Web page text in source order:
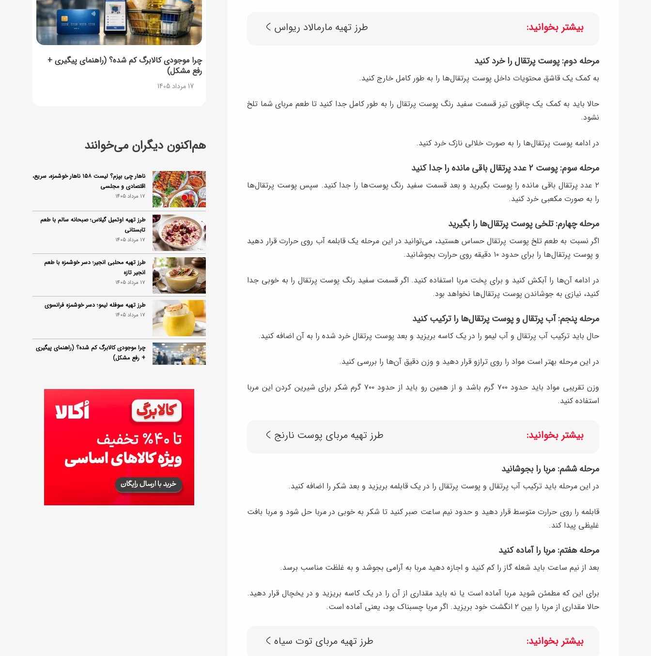
بیشتر بخوانید: طرز تهیه مارمالاد ریواس
مرحله دوم: پوست پرتقال را خرد کنید
به کمک یک قاشق محتویات داخل پوست پرتقال‌ها را به طور کامل خارج کنید.
حالا باید به کمک یک چاقوی تیز قسمت سفید رنگ پوست پرتقال را به طور کامل جدا کنید تا طعم مربای شما تلخ
نشود.
در ادامه پوست پرتقال‌ها را به صورت خلالی نازک خرد کنید.
مرحله سوم: پوست ۲ عدد پرتقال باقی مانده را جدا کنید
۲ عدد پرتقال باقی مانده را پوست بگیرید و بعد قسمت سفید رنگ پوست‌ها را جدا کنید. سپس پوست پرتقال‌ها
را به صورت مکعبی خرد کنید.
مرحله چهارم: تلخی پوست پرتقال‌ها را بگیرید
اگر نسبت به طعم تلخ پوست پرتقال حساس هستید، می‌توانید در این مرحله یک قابلمه آب روی حرارت قرار دهید
و پوست پرتقال‌ها را برای حدود ۱۰ دقیقه روی حرارت بجوشانید.
در ادامه آن‌ها را آبکش کنید و برای پخت مربا استفاده کنید. اگر قسمت سفید رنگ پوست پرتقال را به خوبی جدا
کنید، نیازی به جوشاندن پوست پرتقال‌ها نخواهد بود.
مرحله پنجم: آب پرتقال و پوست پرتقال‌ها را ترکیب کنید
حال باید ترکیب آب پرتقال و آب لیمو را در یک کاسه بریزید و بعد پوست پرتقال خرد شده را به آن اضافه کنید.
در این مرحله بهتر است مواد را روی ترازو قرار دهید و وزن دقیق آن‌ها را بررسی کنید.
وزن تقریبی مواد باید حدود ۷۰۰ گرم باشد و از همین رو باید از حدود ۷۰۰ گرم شکر برای شیرین کردن این مربا
استفاده کنید.
بیشتر بخوانید: طرز تهیه مربای پوست نارنج
مرحله ششم: مربا را بجوشانید
در این مرحله باید ترکیب آب پرتقال و پوست پرتقال را در یک قابلمه بریزید و بعد شکر را اضافه کنید.
قابلمه را روی حرارت متوسط قرار دهید و حدود نیم ساعت صبر کنید تا شکر به خوبی در مربا حل شود و مربا بافت
غلیظی پیدا کند.
مرحله هفتم: مربا را آماده کنید
بعد از نیم ساعت باید شعله گاز را کم کنید و اجازه دهید مربا به آرامی بجوشد و به غلظت مناسب برسد.
برای این که مطمئن شوید مربا آماده است یا نه باید مقداری از آن را در یک کاسه بریزید و در یخچال قرار دهید.
حالا مقداری از مربا را بین ۲ انگشت خود بریزید. اگر مربا چسبناک بود، یعنی آماده است.
بیشتر بخوانید: طرز تهیه مربای توت سیاه
چرا موجودی کالابرگ کم شده؟ (راهنمای پیگیری +
رفع مشکل)
17 مرداد 1405
هم‌اکنون دیگران می‌خوانند
ناهار چی بپزم؟ لیست ۱۵۸ ناهار خوشمزه، سریع،
اقتصادی و مجلسی
17 مرداد 1405
طرز تهیه اوتمیل گیلاس؛ صبحانه سالم با طعم
تابستانی
17 مرداد 1405
طرز تهیه محلبی انجیر؛ دسر خوشمزه با طعم
انجیر تازه
17 مرداد 1405
طرز تهیه سوفله لیمو؛ دسر خوشمزه فرانسوی
17 مرداد 1405
چرا موجودی کالابرگ کم شده؟ (راهنمای پیگیری
+ رفع مشکل)
ساخت فیلم سینمایی «Game of Thrones»
رسماً تأیید شد
17 مرداد 1405
آموزش گام به گام برنامه شمیم کالابرگ
17 مرداد 1405
لیست شهرهای فعال اُکالا
17 مرداد 1405